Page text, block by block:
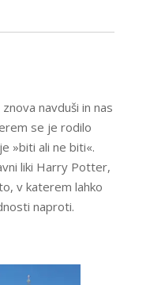
navduši in nas
se je rodilo
»biti ali ne biti«.
liki Harry Potter,
v katerem lahko
naproti.